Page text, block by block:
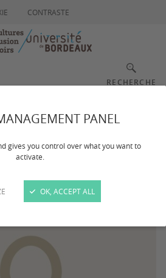
PANEL
gives you control over what you want to
activate.
OK, ACCEPT ALL
CONTRASTE
RECHERCHE